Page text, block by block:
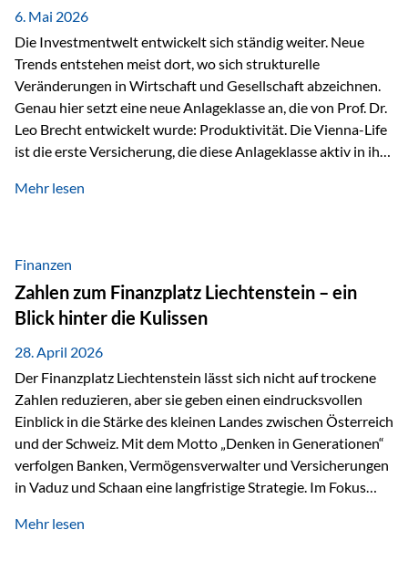
6. Mai 2026
Die Investmentwelt entwickelt sich ständig weiter. Neue
Trends entstehen meist dort, wo sich strukturelle
Veränderungen in Wirtschaft und Gesellschaft abzeichnen.
Genau hier setzt eine neue Anlageklasse an, die von Prof. Dr.
Leo Brecht entwickelt wurde: Produktivität. Die Vienna-Life
ist die erste Versicherung, die diese Anlageklasse aktiv in ihre
Vorreiter. Warum auf das Thema Produktivität setzen? Die
Wirtschaftswachstum, verändern die Spielregeln für
Investoren. Produktivität adressiert genau diese
Herausforderungen, da wirtschaftliches Wachstum
langfristig durch Produktivitätssteigerung entsteht, also
durch die Fähigkeit von Unternehmen, mehr…
Mehr lesen
Finanzen
Zahlen zum Finanzplatz Liechtenstein – ein
Blick hinter die Kulissen
28. April 2026
Der Finanzplatz Liechtenstein lässt sich nicht auf trockene
Zahlen reduzieren, aber sie geben einen eindrucksvollen
Einblick in die Stärke des kleinen Landes zwischen Österreich
und der Schweiz. Mit dem Motto „Denken in Generationen“
verfolgen Banken, Vermögensverwalter und Versicherungen
in Vaduz und Schaan eine langfristige Strategie. Im Fokus
Marktzugang Liechtenstein hat sich in den letzten Jahren zu
Mehr lesen